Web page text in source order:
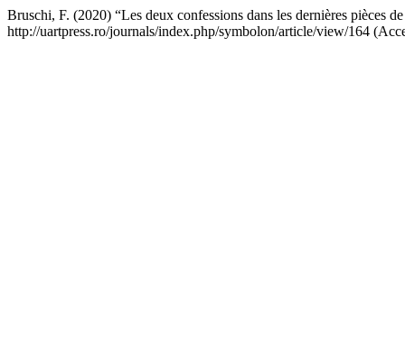
Bruschi, F. (2020) “Les deux confessions dans les dernières pièces
http://uartpress.ro/journals/index.php/symbolon/article/view/164